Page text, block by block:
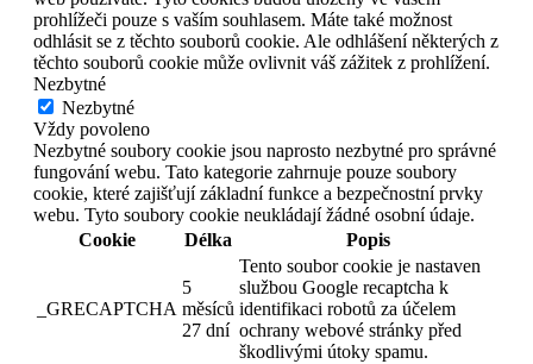
prohlížeči pouze s vaším souhlasem. Máte také možnost
odhlásit se z těchto souborů cookie. Ale odhlášení některých z
těchto souborů cookie může ovlivnit váš zážitek z prohlížení.
Nezbytné
Nezbytné
Vždy povoleno
Nezbytné soubory cookie jsou naprosto nezbytné pro správné
fungování webu. Tato kategorie zahrnuje pouze soubory
cookie, které zajišťují základní funkce a bezpečnostní prvky
webu. Tyto soubory cookie neukládají žádné osobní údaje.
Cookie
Délka Popis
_GRECAPTCHA
5
měsíců
27 dní
Tento soubor cookie je nastaven
službou Google recaptcha k
identifikaci robotů za účelem
ochrany webové stránky před
škodlivými útoky spamu.